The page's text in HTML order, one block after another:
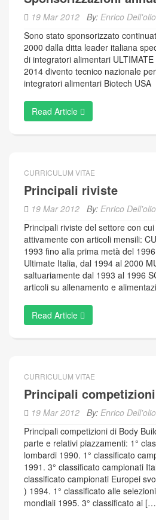
19 Mar 2012 By: Enrico Dell'olio
Sono stato sponsorizzato
2000 dalla ditta leader italiana
di integratori alimentari
2014 divento tecnico nazionale
integratori alimentari Biotech USA
Read Article
CURRICULUM VITAE
Principali riviste
19 Mar 2012 By: Enrico Dell'olio
Principali riviste del settore con
attivamente con articoli mensili:
1993 fino alla prima metà del
Ultimate Italia, dal 1994 al 2000
saltuariamente dal 1993 al 1996
articoli su allenamento e
Read Article
CURRICULUM VITAE
Principali competizioni
19 Mar 2012 By: Enrico Dell'olio
Principali competizioni di Body
parte e relativi piazzamenti: 1°
lombardi 1990. 1° classificato
1991. 3° classificato campionati
classificato campionati Europei
) 1994. 1° classificato alle
mondiali 1995. 3° classificato ai